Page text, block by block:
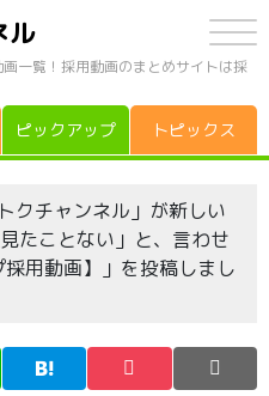
ル
一覧！採用動画のまとめサイトは採
ピックアップ トピックス
クチャンネル」が新しい
たことない」と、言わせ
用動画】」を投稿しまし